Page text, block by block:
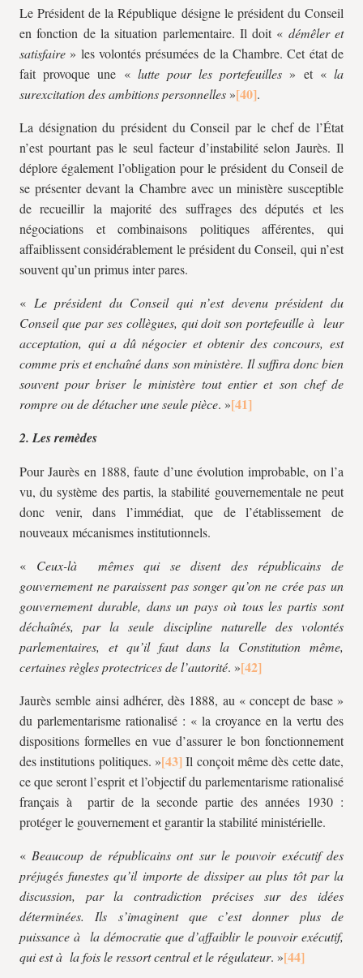
Le Président de la République désigne le président du Conseil
en fonction de la situation parlementaire. Il doit « démêler et
satisfaire » les volontés présumées de la Chambre. Cet état de
fait provoque une « lutte pour les portefeuilles » et «la
surexcitation des ambitionspersonnelles »
.
La désignation du président du Conseil par le chef de l’État
n’est pourtant pas le seul facteur d’instabilité selon Jaurès. Il
déplore également l’obligation pour le président du Conseil de
se présenter devant la Chambre avec un ministère susceptible
de recueillir la majorité des suffrages des députés et les
négociations et combinaisons politiques afférentes, qui
affaiblissent considérablement le président du Conseil, qui n’est
souvent qu’un primus inter pares.
« Le président du Conseil qui n’est devenu président du
Conseil que par ses collègues, qui doit son portefeuille à leur
acceptation, qui a dû négocier et obtenir des concours, est
comme pris et enchaîné dans son ministère. Il suffira donc bien
souvent pour briser le ministère tout entier et son chef de
rompre ou de détacher une seule pièce. »
2. Les remèdes
Pour Jaurès en 1888, faute d’une évolution improbable, on l’a
vu, du système des partis, la stabilité gouvernementale ne peut
donc venir, dans l’immédiat, que de l’établissement de
nouveaux mécanismes institutionnels.
« Ceux-là mêmes qui se disent des républicains de
gouvernement ne paraissent pas songer qu’on ne crée pas un
gouvernement durable, dans un pays où tous les partis sont
déchaînés, par la seule discipline naturelle des volontés
parlementaires, et qu’il faut dans la Constitution même,
certaines règles protectrices de l’autorité. »
Jaurès semble ainsi adhérer, dès 1888, au « concept de base »
du parlementarisme rationalisé : « la croyance en la vertu des
dispositions formelles en vue d’assurer le bon fonctionnement
des institutions politiques. »
Il conçoit même dès cette date,
ce que seront l’esprit et l’objectif du parlementarisme rationalisé
français à partir de la seconde partie des années 1930 :
protéger le gouvernement et garantir la stabilité ministérielle.
« Beaucoup de républicains ont sur le pouvoir exécutif des
préjugés funestes qu’il importe de dissiper au plus tôt par la
discussion, par la contradiction précises sur des idées
déterminées. Ils s’imaginent que c’est donner plus de
puissance à la démocratie que d’affaiblir le pouvoir exécutif,
qui est à la fois le ressort central et le régulateur. »